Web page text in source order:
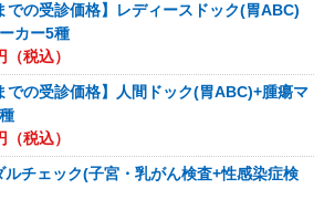
での受診価格】レディースドック(胃ABC)
カー5種
（税込）
での受診価格】人間ドック(胃ABC)+腫瘍マ
（税込）
ルチェック(子宮・乳がん検査+性感染症検